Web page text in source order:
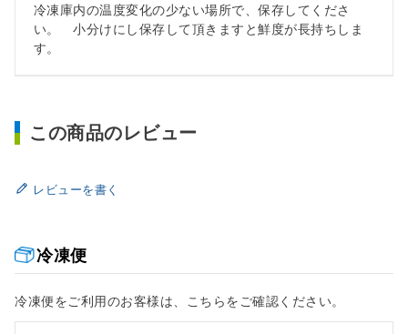
冷凍便
冷凍便をご利用のお客様は、こちらをご確認ください。
冷凍庫内の温度変化の少ない場所で、保存してくださ
い。 小分けにし保存して頂きますと鮮度が長持ちしま
す。
この商品のレビュー
レビューを書く